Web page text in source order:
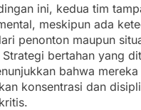
ini, kedua tim
meskipun ada
penonton maupun
bertahan yang
bahwa
konsentrasi dan